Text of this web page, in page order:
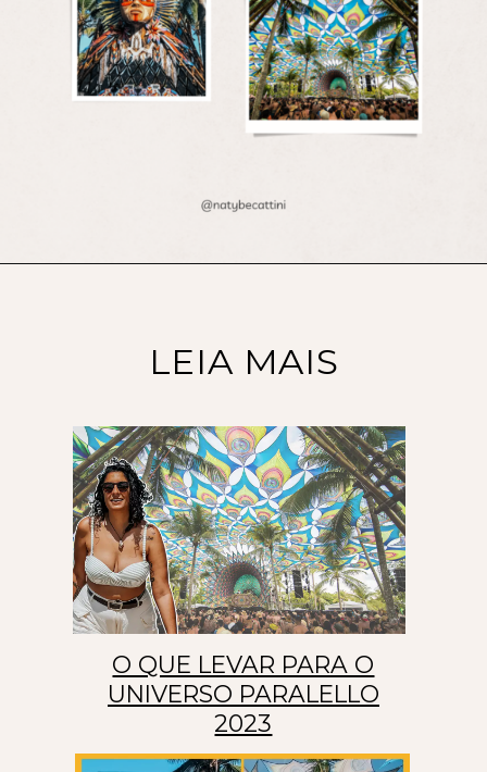
LEIA MAIS
O QUE LEVAR PARA O
UNIVERSO PARALELLO
2023